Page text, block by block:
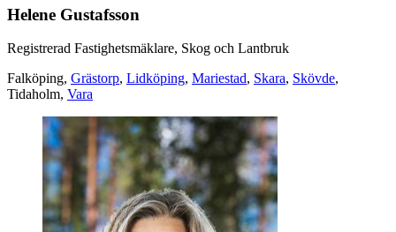
Helene Gustafsson
Registrerad Fastighetsmäklare, Skog och Lantbruk
Falköping, Grästorp, Lidköping, Mariestad, Skara, Skövde,
Tidaholm, Vara